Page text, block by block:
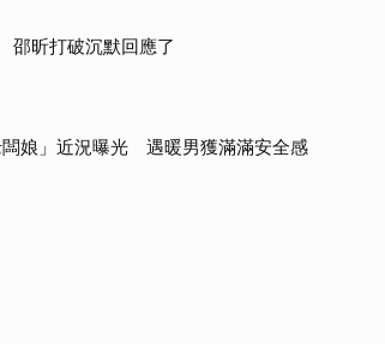
昕打破沉默回應了
娘」近況曝光 遇暖男獲滿滿安全感